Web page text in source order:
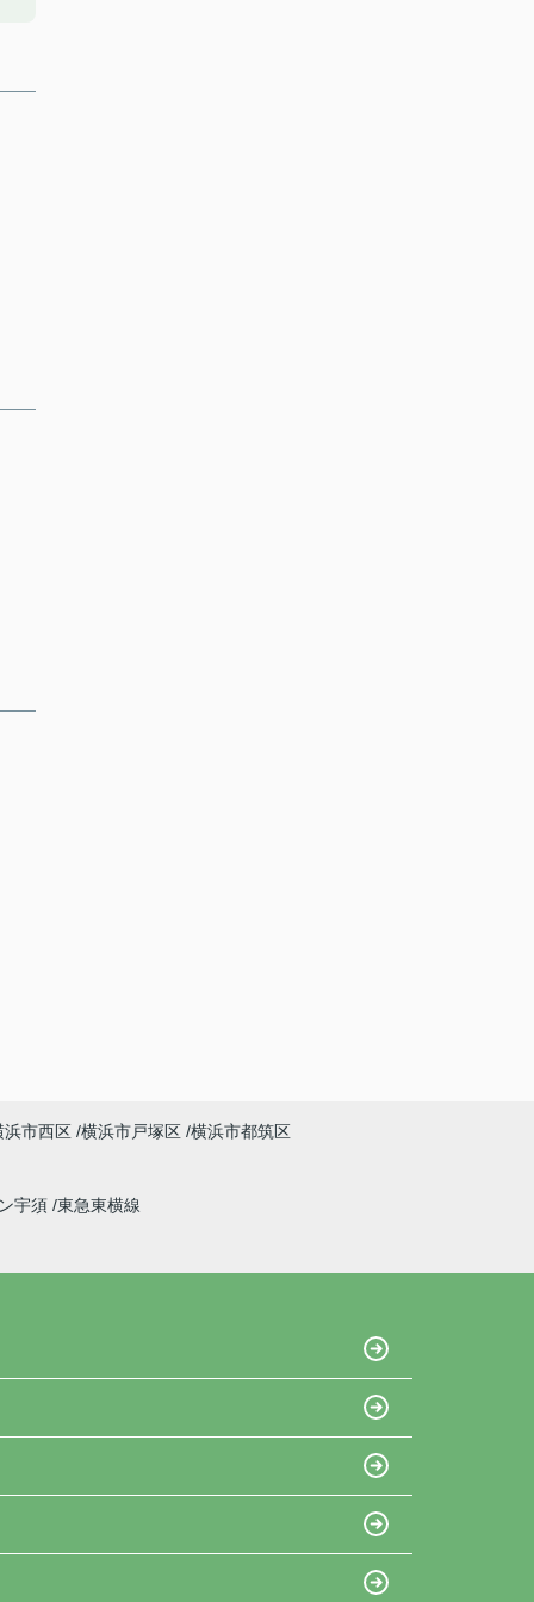
浜市西区 横浜市戸塚区 横浜市都筑区
宇須 東急東横線